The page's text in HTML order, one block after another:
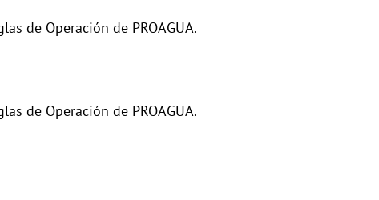
de Operación de PROAGUA.
de Operación de PROAGUA.